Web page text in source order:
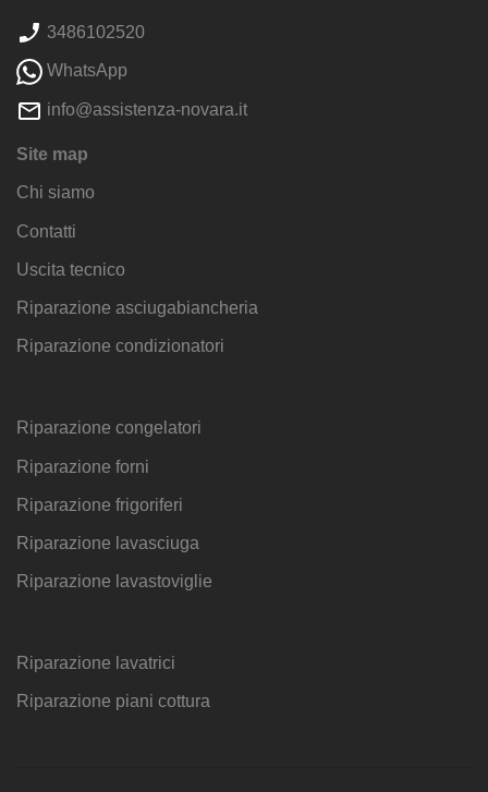
3486102520
WhatsApp
info@assistenza-novara.it
Site map
Chi siamo
Contatti
Uscita tecnico
Riparazione asciugabiancheria
Riparazione condizionatori
Riparazione congelatori
Riparazione forni
Riparazione frigoriferi
Riparazione lavasciuga
Riparazione lavastoviglie
Riparazione lavatrici
Riparazione piani cottura